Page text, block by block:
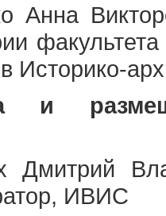
Анна
Историко-
и
Дмитрий
ИВИС